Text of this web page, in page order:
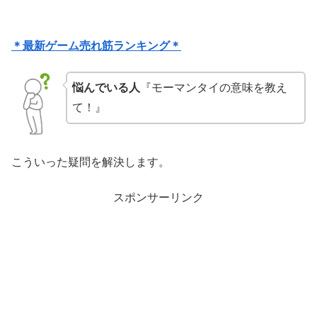
＊最新ゲーム売れ筋ランキング＊
悩んでいる人 『モーマンタイの意味を教え
て！』
こういった疑問を解決します。
スポンサーリンク